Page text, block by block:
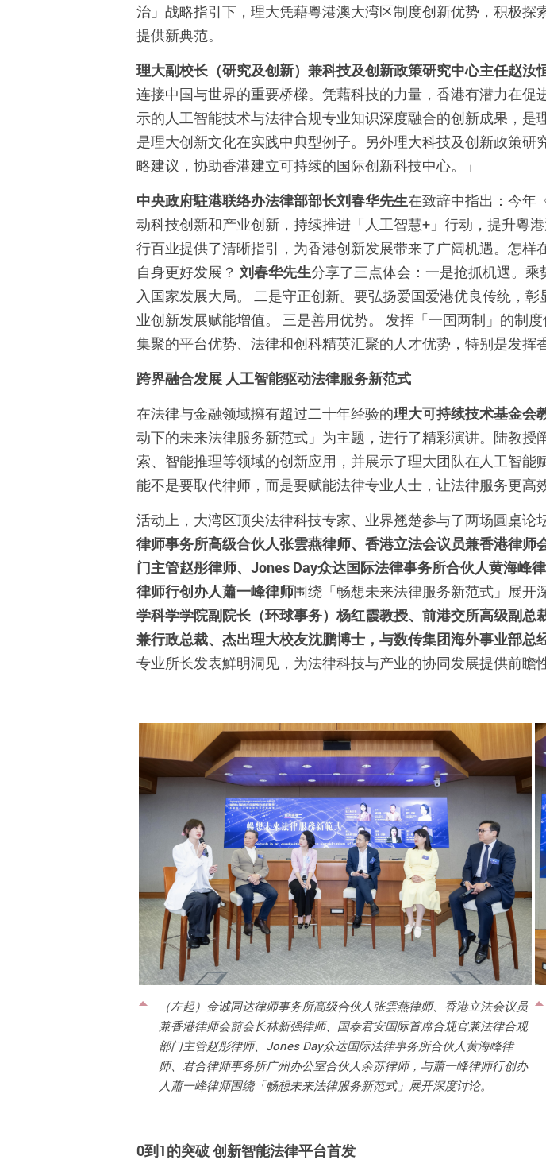
治」战略指引下，理大凭藉粵港澳大湾区制度创新优势，积极
提供新典范。
理大副校长（研究及创新）兼科技及创新政策研究中心主任赵汝
连接中国与世界的重要桥樑。凭藉科技的力量，香港有潜力在
示的人工智能技术与法律合规专业知识深度融合的创新成果，是
是理大创新文化在实践中典型例子。另外理大科技及创新政策
略建议，协助香港建立可持续的国际创新科技中心。」
中央政府駐港联络办法律部部长刘春华先生在致辞中指出：今年
动科技创新和产业创新，持续推进「人工智慧+ 」行动，提升粵
行百业提供了清晰指引，为香港创新发展带来了广阔机遇。怎
自身更好发展？ 刘春华先生分享了三点体会：一是抢抓机遇。
入国家发展大局。
二是守正创新。要弘扬爱国爱港优良传统，
业创新发展赋能增值。
三是善用优势。
发挥「一国两制」的制
集聚的平台优势、法律和创科精英汇聚的人才优势，特别是发挥
跨界融合发展 人工智能驱动法律服务新范式
在法律与金融领域擁有超过二十年经验的理大可持续技术基金会
动下的未来法律服务新范式」为主题，进行了精彩演讲。陆教
索、智能推理等领域的创新应用，并展示了理大团队在人工智能
能不是要取代律师，而是要赋能法律专业人士，让法律服务更高
活动上，大湾区顶尖法律科技专家、业界翘楚参与了两场圓桌论
律师事务所高级合伙人张雲燕律师、香港立法会议员兼香港律
门主管赵彤律师、 Jones Day众达国际法律事务所合伙人黄海峰
律师行创办人蕭一峰律师围绕「畅想未来法律服务新范式」展开
学科学学院副院长（环球事务）杨红霞教授、前港交所高级副
兼行政总裁、杰出理大校友沈鹏博士，与数传集团海外事业部总
专业所长发表鮮明洞见，为法律科技与产业的协同发展提供前瞻
（左起）金诚同达律师事务所高级合伙人张雲燕律师、香港立法会议员
兼香港律师会前会长林新强律师、国泰君安国际首席合规官兼法律合规
部门主管赵彤律师、 Jones Day众达国际法律事务所合伙人黄海峰律
师、君合律师事务所广州办公室合伙人余苏律师，与蕭一峰律师行创办
人蕭一峰律师围绕「畅想未来法律服务新范式」展开深度讨论。
0到1的突破创新智能法律平台首发